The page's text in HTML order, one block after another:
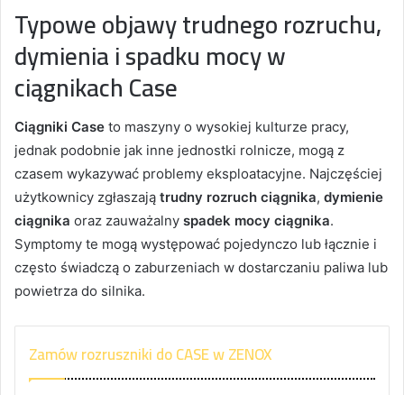
Typowe objawy trudnego rozruchu,
dymienia i spadku mocy w
ciągnikach Case
Ciągniki Case to maszyny o wysokiej kulturze pracy,
jednak podobnie jak inne jednostki rolnicze, mogą z
czasem wykazywać problemy eksploatacyjne. Najczęściej
użytkownicy zgłaszają trudny rozruch ciągnika, dymienie
ciągnika oraz zauważalny spadek mocy ciągnika.
Symptomy te mogą występować pojedynczo lub łącznie i
często świadczą o zaburzeniach w dostarczaniu paliwa lub
powietrza do silnika.
Zamów rozruszniki do CASE w ZENOX